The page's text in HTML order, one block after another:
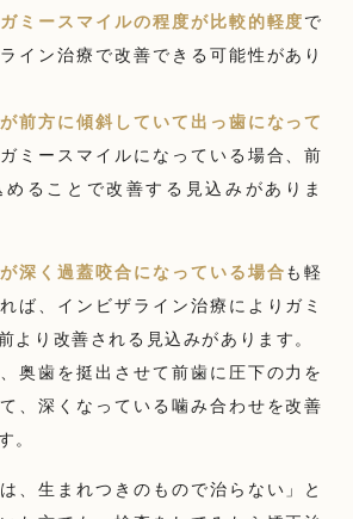
ガミースマイルの程度が比較的軽度で
イン治療で改善できる可能性があり
前方に傾斜していて出っ歯になって
ミースマイルになっている場合、前
ることで改善する見込みがありま
深く過蓋咬合になっている場合も軽
ば、インビザライン治療によりガミ
より改善される見込みがあります。
奥歯を挺出させて前歯に圧下の力を
、深くなっている噛み合わせを改善
。
、生まれつきのもので治らない」と